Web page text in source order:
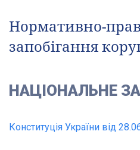
Нормативно-
запобігання
НАЦІОНАЛЬНЕ
Конституція України від